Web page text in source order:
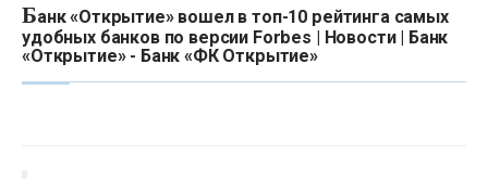
Банк «Открытие» вошел в топ-10 рейтинга самых
удобных банков по версии Forbes | Новости | Банк
«Открытие» - Банк «ФК Открытие»